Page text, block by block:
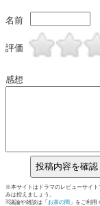
名前
評価
感想
※本サイトはドラマのレビューサイ
みは控えましょう。
※議論や雑談は「 お茶の間 」をご利用